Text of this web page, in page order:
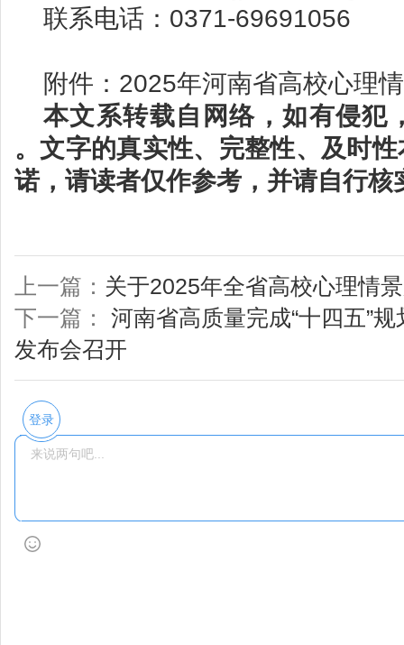
联系电话：0371-69691056
附件： 2025年河南省高校心理
本文系转载自网络，如有侵犯
。文字的真实性、完整性、及时
诺，请读者仅作参考，并请自行核
上一篇： 关于2025年全省高校心理情
下一篇： 河南省高质量完成“十四五”
发布会召开
登录